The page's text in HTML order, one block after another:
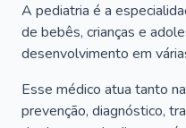
A pediatria é a
de bebês, crianças e
desenvolvimento em
Esse médico atua tanto
prevenção, diagnóstico,